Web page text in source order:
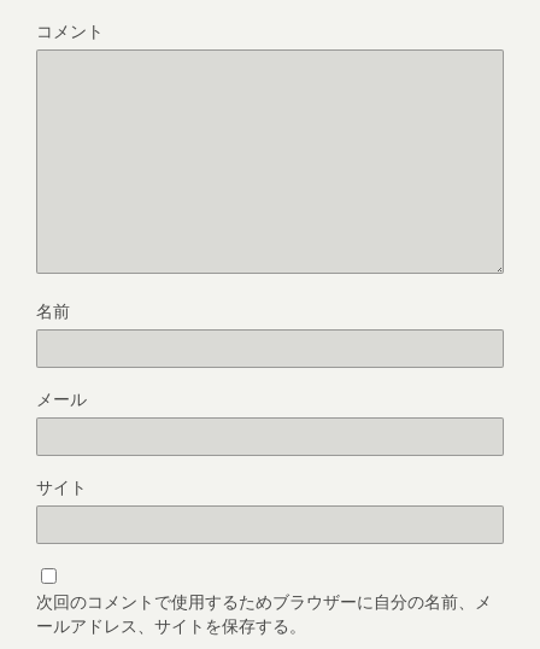
コメント
名前
メール
サイト
次回のコメントで使用するためブラウザーに自分の名前、メ
ールアドレス、サイトを保存する。